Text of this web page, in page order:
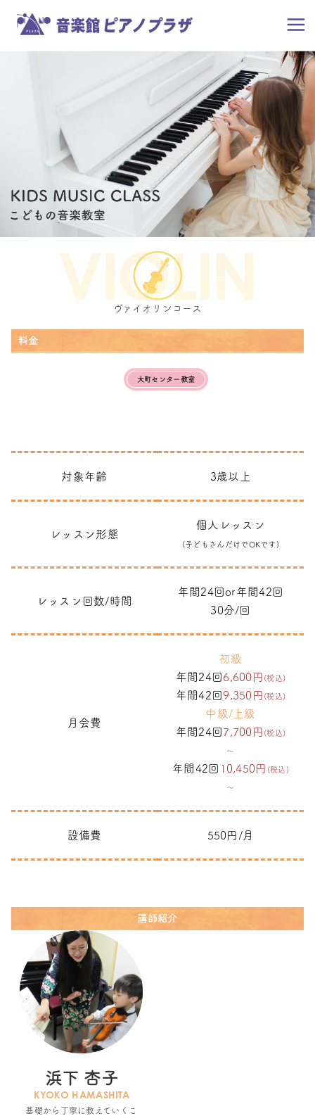
ヴァイオリンコース
料金
大町センター教室
対象年齢 3歳以上
レッスン形態
個人レッスン
(子どもさんだけでOKです)
レッスン回数/時間
年間24回or年間42回
30分/回
月会費
初級
年間24回6,600円 (税込)
年間42回9,350円 (税込)
中級/上級
年間24回7,700円 (税込)
～
年間42回 10,450円 (税込)
～
設備費 550円/月
講師紹介
浜下 杏子
KYOKO HAMASHITA
基礎から丁寧に教えていくこ